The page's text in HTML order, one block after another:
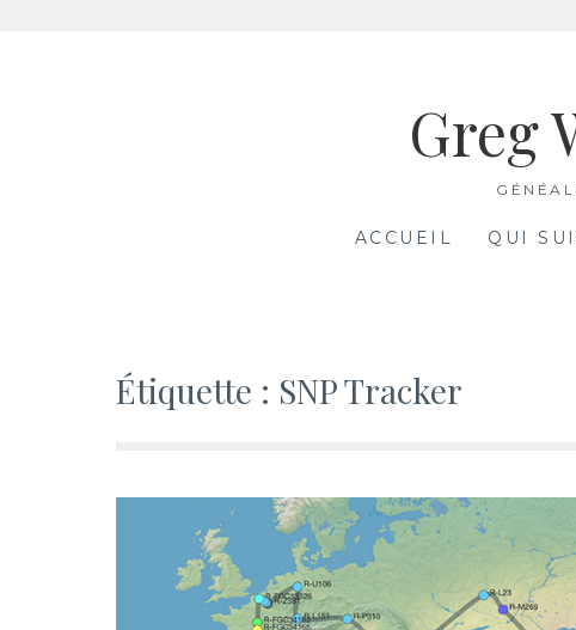
Greg
ACCUEIL QUI
Étiquette : SNP Tracker